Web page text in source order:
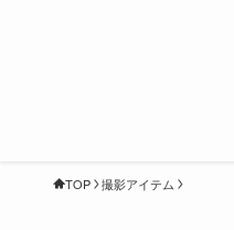
TOP 撮影アイテム